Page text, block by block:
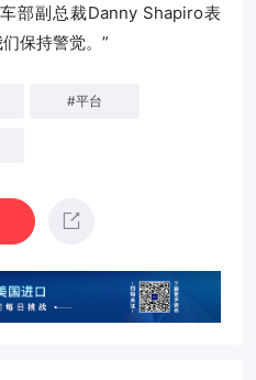
部副总裁Danny Shapiro表
保持警觉。”
#平台